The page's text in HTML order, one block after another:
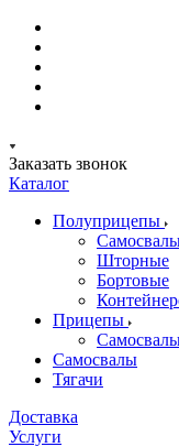
Заказать звонок
Каталог
Полуприцепы
Шторные
Бортовые
Прицепы
Самосвалы
Тягачи
Доставка
Услуги